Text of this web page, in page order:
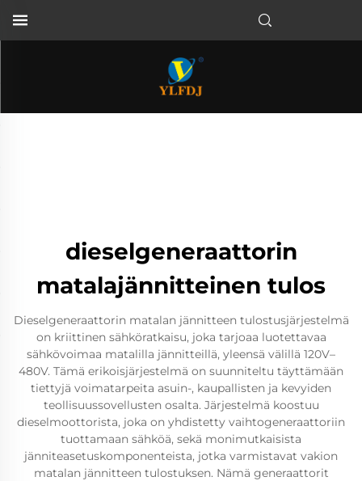
dieselgeneraattorin
matalajännitteinen tulos
Dieselgeneraattorin matalan jännitteen tulostusjärjestelmä
on kriittinen sähköratkaisu, joka tarjoaa luotettavaa
sähkövoimaa matalilla jännitteillä, yleensä välillä 120V–
480V. Tämä erikoisjärjestelmä on suunniteltu täyttämään
tiettyjä voimatarpeita asuin-, kaupallisten ja kevyiden
teollisuussovellusten osalta. Järjestelmä koostuu
dieselmoottorista, joka on yhdistetty vaihtogeneraattoriin
tuottamaan sähköä, sekä monimutkaisista
jänniteasetuskomponenteista, jotka varmistavat vakion
matalan jännitteen tulostuksen. Nämä generaattorit